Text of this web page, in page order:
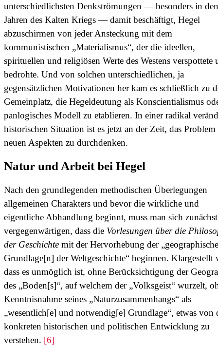
unterschiedlichsten Denkströmungen — besonders in den
Jahren des Kalten Kriegs — damit beschäftigt, Hegel
abzuschirmen von jeder Ansteckung mit dem
kommunistischen „Materialismus“, der die ideellen,
spirituellen und religiösen Werte des Westens verspottete
bedrohte. Und von solchen unterschiedlichen, ja
gegensätzlichen Motivationen her kam es schließlich zu
Gemeinplatz, die Hegeldeutung als Konscientialismus
panlogisches Modell zu etablieren. In einer radikal
historischen Situation ist es jetzt an der Zeit, das Problem
neuen Aspekten zu durchdenken.
Natur und Arbeit bei Hegel
Nach den grundlegenden methodischen Überlegungen
allgemeinen Charakters und bevor die wirkliche und
eigentliche Abhandlung beginnt, muss man sich zunächst
vergegenwärtigen, dass die Vorlesungen über die
der Geschichte mit der Hervorhebung der
Grundlage[n] der Weltgeschichte“ beginnen. Klargestellt
dass es unmöglich ist, ohne Berücksichtigung der
des „Boden[s]“, auf welchem der „Volksgeist“ wurzelt,
Kenntnisnahme seines „Naturzusammenhangs“ als
„wesentlich[e] und notwendig[e] Grundlage“, etwas von
konkreten historischen und politischen Entwicklung zu
verstehen. [6]